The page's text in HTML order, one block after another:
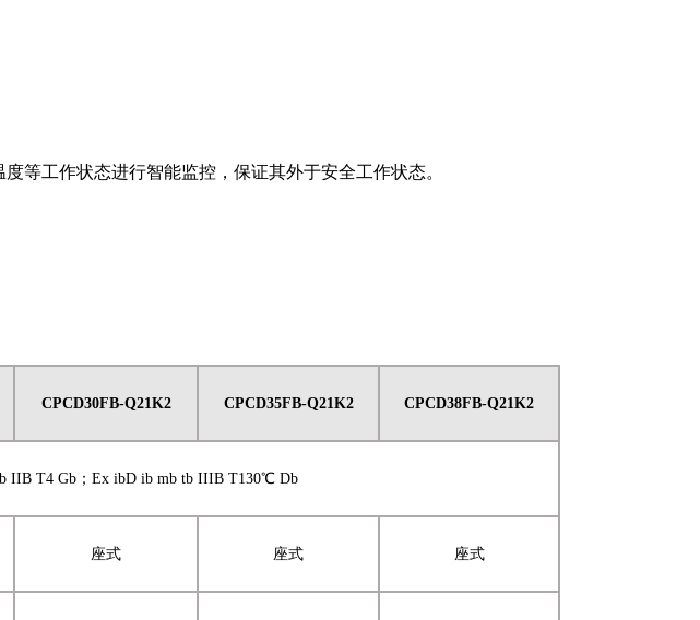
等工作状态进行智能监控，保证其外于安全工作状态。
CPCD30FB-Q21K2 CPCD35FB-Q21K2 CPCD38FB-Q21K2
IIB T4 Gb； Ex ibD ib mb tb IIIB T130℃ Db
座式 座式 座式